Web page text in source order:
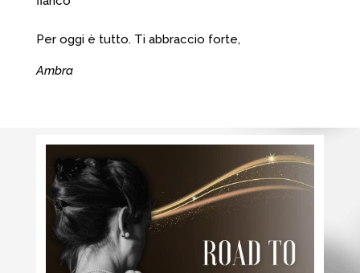
Per oggi è tutto. Ti abbraccio forte,
Ambra